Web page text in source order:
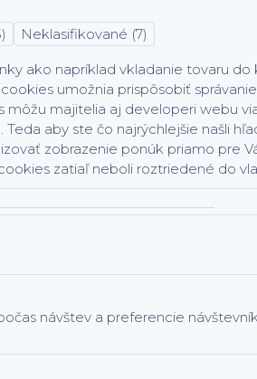
Neklasifikované (7)
ako napríklad vkladanie tovaru do
umožnia prispôsobiť
môžu majitelia aj developeri webu
aby ste čo najrýchlejšie našli
zobrazenie ponúk priamo pre
zatiaľ neboli roztriedené do
návštev a preferencie